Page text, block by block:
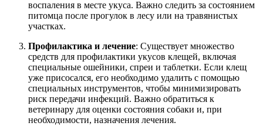
воспаления в месте укуса. Важно следить за состоянием
питомца после прогулок в лесу или на травянистых
участках.
Профилактика и лечение: Существует множество
средств для профилактики укусов клещей, включая
специальные ошейники, спреи и таблетки. Если клещ
уже присосался, его необходимо удалить с помощью
специальных инструментов, чтобы минимизировать
риск передачи инфекций. Важно обратиться к
ветеринару для оценки состояния собаки и, при
необходимости, назначения лечения.